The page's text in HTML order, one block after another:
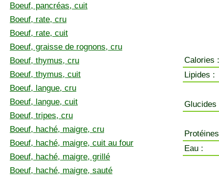
Boeuf, pancréas, cuit
Boeuf, rate, cru
Boeuf, rate, cuit
Boeuf, graisse de rognons, cru
Boeuf, thymus, cru
Boeuf, thymus, cuit
Boeuf, langue, cru
Boeuf, langue, cuit
Boeuf, tripes, cru
Boeuf, haché, maigre, cru
Boeuf, haché, maigre, cuit au four
Boeuf, haché, maigre, grillé
Boeuf, haché, maigre, sauté
Calories :
Lipides :
Glucides
Eau :